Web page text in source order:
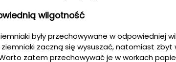
wilgotność
były przechowywane w odpowiedniej
zaczną się wysuszać, natomiast
zatem przechowywać je w workach